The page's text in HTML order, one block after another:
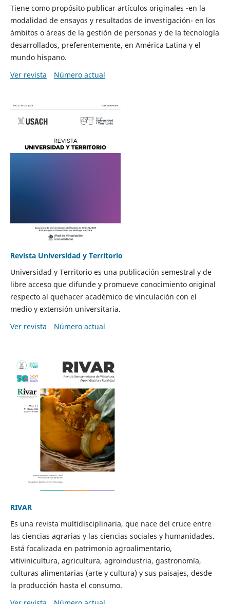
Tiene como propósito publicar artículos originales -en la
modalidad de ensayos y resultados de investigación- en los
ámbitos o áreas de la gestión de personas y de la tecnología
desarrollados, preferentemente, en América Latina y el
mundo hispano.
Ver revista
Número actual
Revista Universidad y Territorio
Universidad y Territorio es una publicación semestral y de
libre acceso que difunde y promueve conocimiento original
respecto al quehacer académico de vinculación con el
medio y extensión universitaria.
Ver revista
Número actual
RIVAR
Es una revista multidisciplinaria, que nace del cruce entre
las ciencias agrarias y las ciencias sociales y humanidades.
Está focalizada en patrimonio agroalimentario,
vitivinicultura, agricultura, agroindustria, gastronomía,
culturas alimentarias (arte y cultura) y sus paisajes, desde
la producción hasta el consumo.